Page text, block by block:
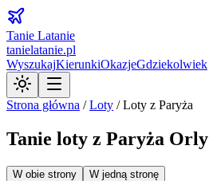
Tanie Latanie
tanielatanie.pl
WyszukajKierunkiOkazjeGdziekolwiek
Strona główna /Loty /Loty z Paryża
Tanie loty z Paryża Orly
W obie strony W jedną stronę